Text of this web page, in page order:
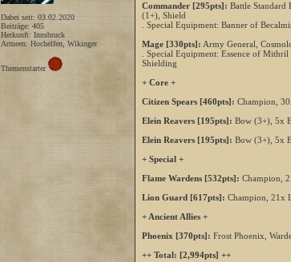
Dabei seit: 03.02.2020
Beiträge: 405
Herkunft: Innsbruck
Armeen: Hochelfen, Wikinger
Themenstarter
Commander [295pts]: Battle Standard
(1+), Shield
. Special Equipment: Banner of
Mage [330pts]: Army General,
. Special Equipment: Essence of
Shielding
+ Core +
Citizen Spears [460pts]: Champion,
Elein Reavers [195pts]: Bow (3+), 5x
Elein Reavers [195pts]: Bow (3+), 5x
+ Special +
Flame Wardens [532pts]: Champion,
Lion Guard [617pts]: Champion, 21x
+ Ancient Allies +
Phoenix [370pts]: Frost Phoenix,
++ Total: [2,994pts] ++